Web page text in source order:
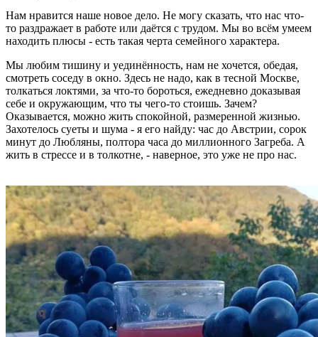
Нам нравится наше новое дело. Не могу сказать, что нас что-
то раздражает в работе или даётся с трудом. Мы во всём умеем
находить плюсы - есть такая черта семейного характера.
Мы любим тишину и уединённость, нам не хочется, обедая,
смотреть соседу в окно. Здесь не надо, как в тесной Москве,
толкаться локтями, за что-то бороться, ежедневно доказывая
себе и окружающим, что ты чего-то стоишь. Зачем?
Оказывается, можно жить спокойной, размеренной жизнью.
Захотелось суеты и шума - я его найду: час до Австрии, сорок
минут до Любляны, полтора часа до миллионного Загреба. А
жить в стрессе и в толкотне, - наверное, это уже не про нас.